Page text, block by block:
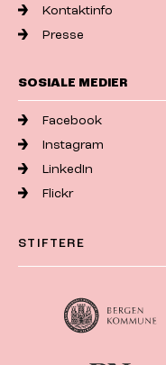
Kontaktinfo
Presse
SOSIALE MEDIER
Facebook
Instagram
LinkedIn
Flickr
STIFTERE